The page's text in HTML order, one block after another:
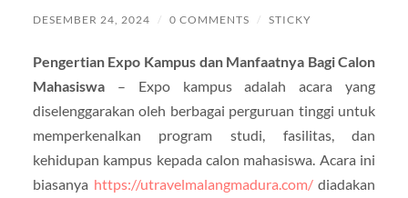
DESEMBER 24, 2024 / 0 COMMENTS / STICKY
Pengertian Expo Kampus dan Manfaatnya Bagi Calon
Mahasiswa– Expo kampus adalah acara yang
diselenggarakan oleh berbagai perguruan tinggi untuk
memperkenalkan program studi, fasilitas, dan
kehidupan kampus kepada calon mahasiswa. Acara ini
biasanya https://utravelmalangmadura.com/diadakan